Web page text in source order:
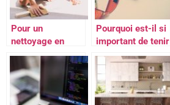
Pour un
nettoyage en
profondeur oser
le sablage
Pourquoi est-il si
important de tenir
un journal intime?